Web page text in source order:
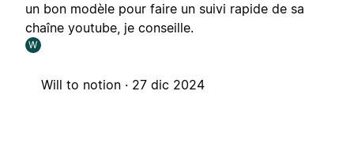
un bon modèle pour faire un suivi rapide de sa
chaîne youtube, je conseille.
W
Will to notion · 27 dic 2024